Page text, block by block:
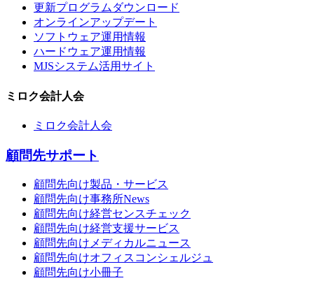
更新プログラムダウンロード
オンラインアップデート
ソフトウェア運用情報
ハードウェア運用情報
MJSシステム活用サイト
ミロク会計人会
ミロク会計人会
顧問先サポート
顧問先向け製品・サービス
顧問先向け事務所News
顧問先向け経営センスチェック
顧問先向け経営支援サービス
顧問先向けメディカルニュース
顧問先向けオフィスコンシェルジュ
顧問先向け小冊子